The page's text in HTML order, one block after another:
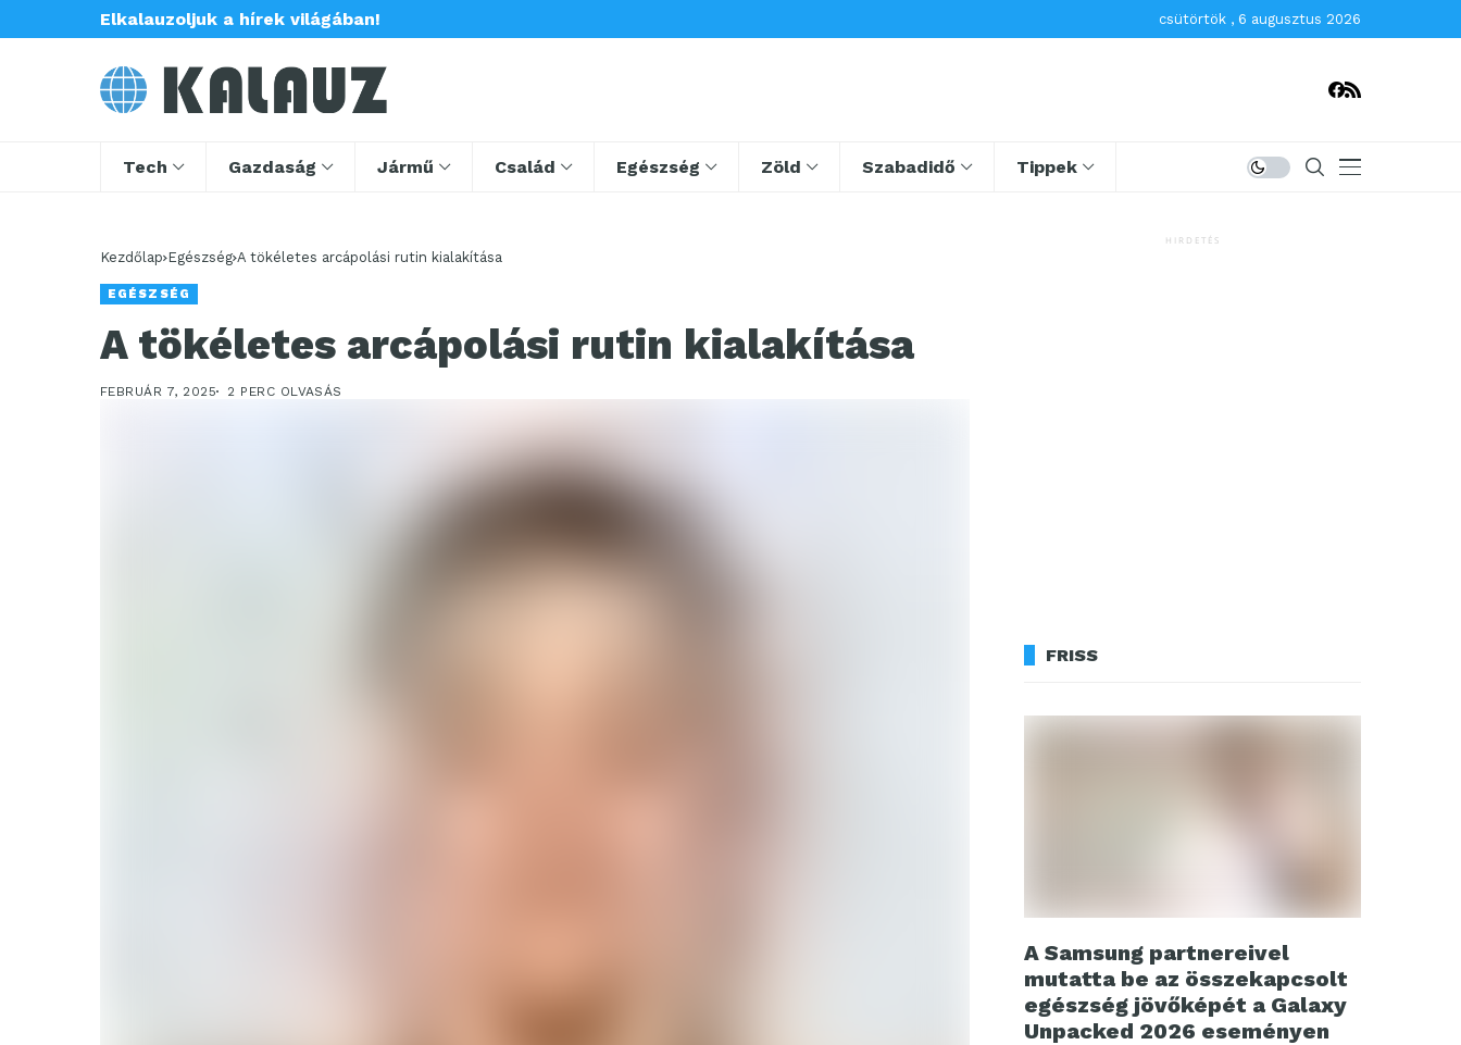
Elkalauzoljuk a hírek világában! csütörtök , 6 augusztus 2026
Tech Gazdaság Jármű Család Egészség Zöld Szabadidő Tippek
Kezdőlap Egészség A tökéletes arcápolási rutin kialakítása
EGÉSZSÉG
A tökéletes arcápolási rutin kialakítása
FEBRUÁR 7, 2025 2 PERC OLVASÁS
HIRDETÉS
FRISS
A Samsung partnereivel
mutatta be az összekapcsolt
egészség jövőképét a Galaxy
Unpacked 2026 eseményen